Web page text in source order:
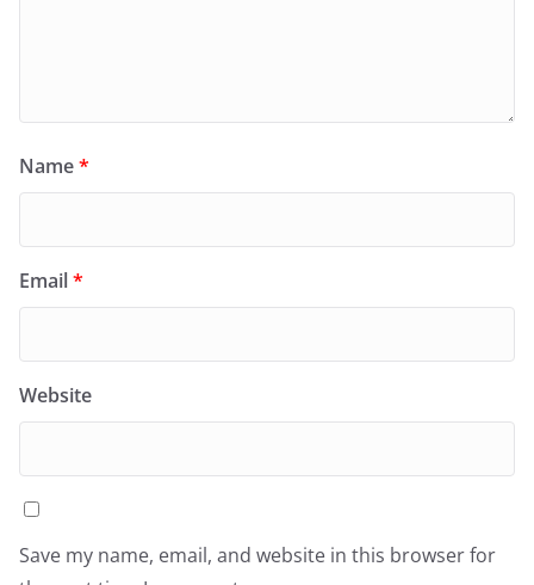
Name*
Email*
Website
Save my name, email, and website in this browser for